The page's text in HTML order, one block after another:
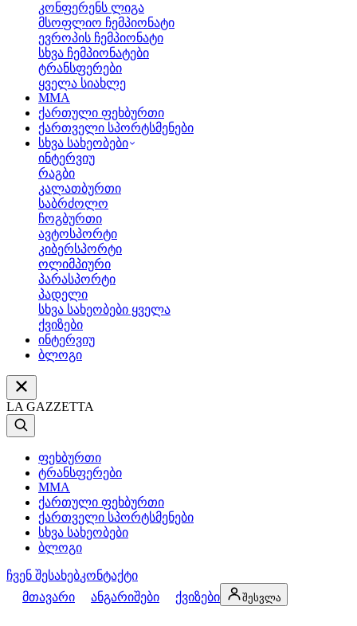
კონფერენს ლიგა
მსოფლიო ჩემპიონატი
ევროპის ჩემპიონატი
სხვა ჩემპიონატები
ტრანსფერები
ყველა სიახლე
MMA
ქართული ფეხბურთი
ქართველი სპორტსმენები
სხვა სახეობები
ინტერვიუ
რაგბი
კალათბურთი
საბრძოლო
ჩოგბურთი
ავტოსპორტი
კიბერსპორტი
ოლიმპიური
პარასპორტი
პადელი
სხვა სახეობები ყველა
ქვიზები
ინტერვიუ
ბლოგი
LA GAZZETTA
ფეხბურთი
ტრანსფერები
MMA
ქართული ფეხბურთი
ქართველი სპორტსმენები
სხვა სახეობები
ბლოგი
ჩვენ შესახებკონტაქტი
მთავარი
ანგარიშები ქვიზები შესვლა